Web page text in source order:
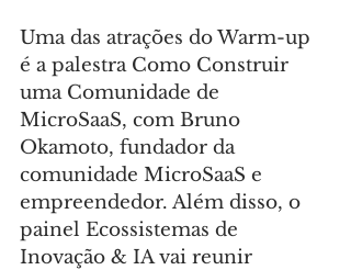
Uma das atrações do Warm-up
é a palestra Como Construir
uma Comunidade de
MicroSaaS, com Bruno
Okamoto, fundador da
comunidade MicroSaaS e
empreendedor. Além disso, o
painel Ecossistemas de
Inovação & IA vai reunir